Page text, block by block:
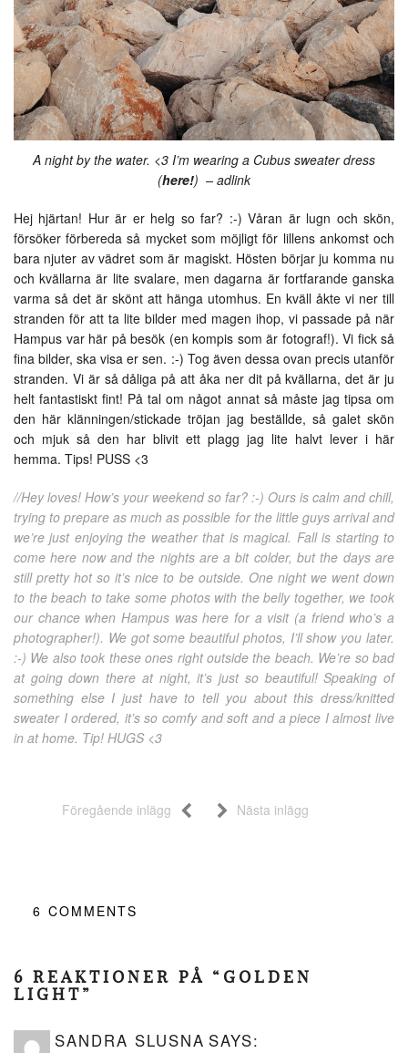
A night by the water. <3 I’m wearing a Cubus sweater dress
(here!) – adlink
Hej hjärtan! Hur är er helg so far? :-) Våran är lugn och skön,
försöker förbereda så mycket som möjligt för lillens ankomst och
bara njuter av vädret som är magiskt. Hösten börjar ju komma nu
och kvällarna är lite svalare, men dagarna är fortfarande ganska
varma så det är skönt att hänga utomhus. En kväll åkte vi ner till
stranden för att ta lite bilder med magen ihop, vi passade på när
Hampus var här på besök (en kompis som är fotograf!). Vi fick så
fina bilder, ska visa er sen. :-) Tog även dessa ovan precis utanför
stranden. Vi är så dåliga på att åka ner dit på kvällarna, det är ju
helt fantastiskt fint! På tal om något annat så måste jag tipsa om
den här klänningen/stickade tröjan jag beställde, så galet skön
och mjuk så den har blivit ett plagg jag lite halvt lever i här
hemma. Tips! PUSS <3
//Hey loves! How’s your weekend so far? :-) Ours is calm and chill,
trying to prepare as much as possible for the little guys arrival and
we’re just enjoying the weather that is magical. Fall is starting to
come here now and the nights are a bit colder, but the days are
still pretty hot so it’s nice to be outside. One night we went down
to the beach to take some photos with the belly together, we took
our chance when Hampus was here for a visit (a friend who’s a
photographer!). We got some beautiful photos, I’ll show you later.
:-) We also took these ones right outside the beach. We’re so bad
at going down there at night, it’s just so beautiful! Speaking of
something else I just have to tell you about this dress/knitted
sweater I ordered, it’s so comfy and soft and a piece I almost live
in at home. Tip! HUGS <3
Föregående inlägg Nästa inlägg
6 COMMENTS
6 REAKTIONER PÅ “GOLDEN
LIGHT”
SANDRA SLUSNA SAYS: